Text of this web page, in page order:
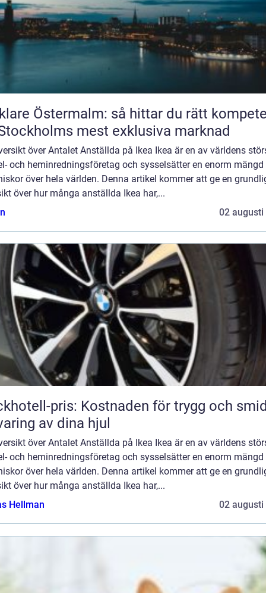
Östermalm: så hittar du rätt
mest exklusiva marknad
över Antalet Anställda på Ikea Ikea är en av världens
och heminredningsföretag och sysselsätter en enorm mängd
över hela världen. Denna artikel kommer att ge en
över hur många anställda Ikea har,...
02 augusti
pris: Kostnaden för trygg och
av dina hjul
över Antalet Anställda på Ikea Ikea är en av världens
och heminredningsföretag och sysselsätter en enorm mängd
över hela världen. Denna artikel kommer att ge en
över hur många anställda Ikea har,...
Hellman
02 augusti